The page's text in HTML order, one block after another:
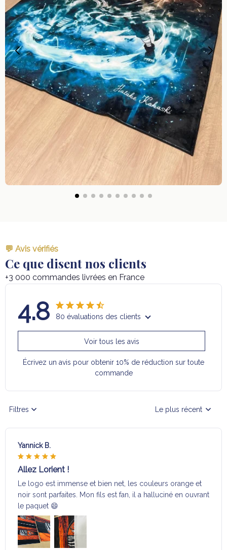
💬 Avis vérifiés
Ce que disent nos clients
+3 000 commandes livrées en France
4.8 80 évaluations des clients
Voir tous les avis
Écrivez un avis pour obtenir 10% de réduction sur toute
commande
Filtres Le plus récent
Yannick B.
Allez Lorient !
Le logo est immense et bien net, les couleurs orange et
noir sont parfaites. Mon fils est fan, il a halluciné en ouvrant
le paquet 😄